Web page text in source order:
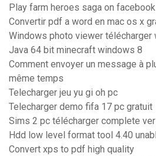
Play farm heroes saga on facebook
Convertir pdf a word en mac os x
Windows photo viewer télécharger
Java 64 bit minecraft windows 8
Comment envoyer un message à
même temps
Telecharger jeu yu gi oh pc
Telecharger demo fifa 17 pc gratuit
Sims 2 pc télécharger complete
Hdd low level format tool 4.40
Convert xps to pdf high quality